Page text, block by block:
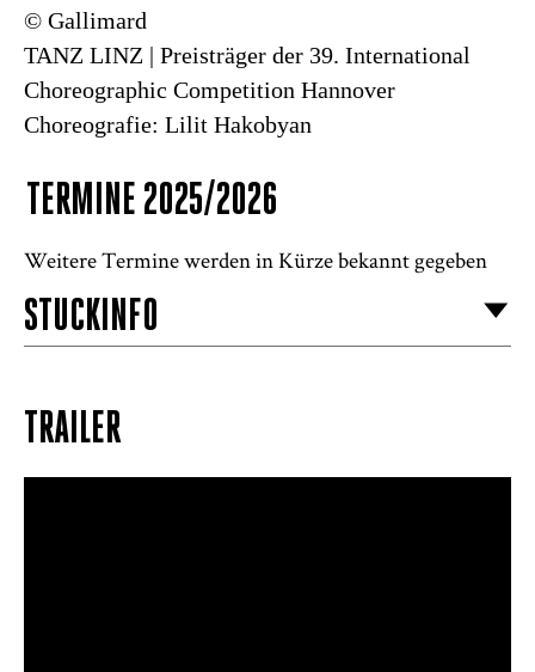
© Gallimard
TANZ LINZ | Preisträger der 39. International
Choreographic Competition Hannover
Choreografie: Lilit Hakobyan
TERMINE 2025/2026
Weitere Termine werden in Kürze bekannt gegeben
STÜCKINFO
Spiel ist aus
TRAILER